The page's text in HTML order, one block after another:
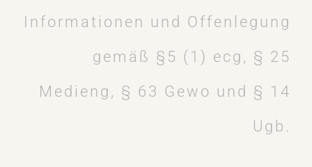
Informationen und Offenlegung
gemäß §5 (1) ecg, § 25
Medieng, § 63 Gewo und § 14
Ugb.